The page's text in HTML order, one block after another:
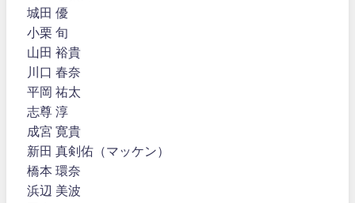
城田 優
小栗 旬
山田 裕貴
川口 春奈
平岡 祐太
志尊 淳
成宮 寛貴
新田 真剣佑（マッケン）
橋本 環奈
浜辺 美波